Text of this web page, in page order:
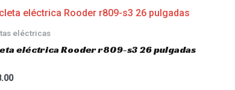
eléctricas
eléctrica Rooder r809-s3 26 pulgadas